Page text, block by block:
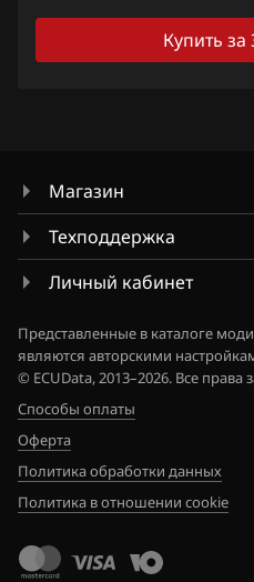
Groz
Haima
Honda
Hongqi
Howo
Hummer
Hyundai
Infiniti
Iran Khodro
Isuzu
Iveco
Versa Note
Wingroad
X-Trail 2.0
X-Trail 2.5
Xterra
Z370
Купить за
Магазин
Техподдержка
Личный кабинет
Представленные в каталоге
являются авторскими
© ECUData, 2013–2026. Все
Способы оплаты
Оферта
Политика обработки данных
Политика в отношении cookie